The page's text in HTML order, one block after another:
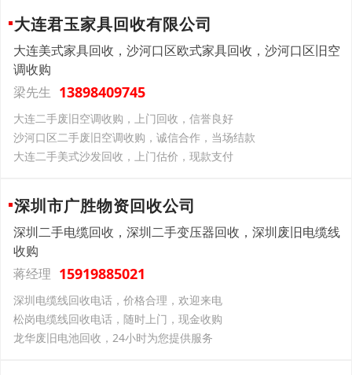
大连君玉家具回收有限公司
大连美式家具回收，沙河口区欧式家具回收，沙河口区旧空
调收购
梁先生 13898409745
大连二手废旧空调收购，上门回收，信誉良好
沙河口区二手废旧空调收购，诚信合作，当场结款
大连二手美式沙发回收，上门估价，现款支付
深圳市广胜物资回收公司
深圳二手电缆回收，深圳二手变压器回收，深圳废旧电缆线
收购
蒋经理 15919885021
深圳电缆线回收电话，价格合理，欢迎来电
松岗电缆线回收电话，随时上门，现金收购
龙华废旧电池回收，24小时为您提供服务